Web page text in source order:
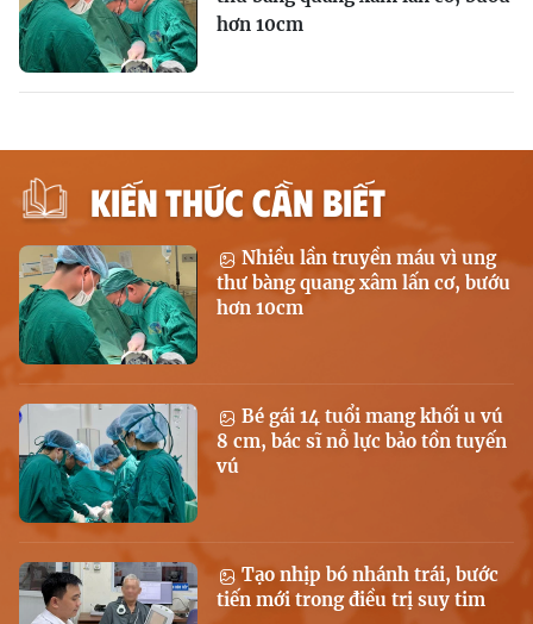
hơn 10cm
KIẾN THỨC CẦN BIẾT
Nhiều lần truyền máu vì ung
thư bàng quang xâm lấn cơ, bướu
hơn 10cm
Bé gái 14 tuổi mang khối u vú
8 cm, bác sĩ nỗ lực bảo tồn tuyến
vú
Tạo nhịp bó nhánh trái, bước
tiến mới trong điều trị suy tim